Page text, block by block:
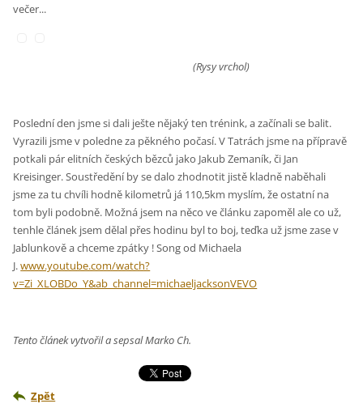
večer...
(Rysy vrchol)
Poslední den jsme si dali ješte nějaký ten trénink, a začínali se balit.
Vyrazili jsme v poledne za pěkného počasí. V Tatrách jsme na přípravě
potkali pár elitních českých bězců jako Jakub Zemaník, či Jan
Kreisinger. Soustředění by se dalo zhodnotit jistě kladně naběhali
jsme za tu chvíli hodně kilometrů já 110,5km myslím, že ostatní na
tom byli podobně. Možná jsem na něco ve článku zapoměl ale co už,
tenhle článek jsem dělal přes hodinu byl to boj, teďka už jsme zase v
Jablunkově a chceme zpátky ! Song od Michaela
J.www.youtube.com/watch?
v=Zi_XLOBDo_Y&ab_channel=michaeljacksonVEVO
Tento článek vytvořil a sepsal Marko Ch.
Zpět